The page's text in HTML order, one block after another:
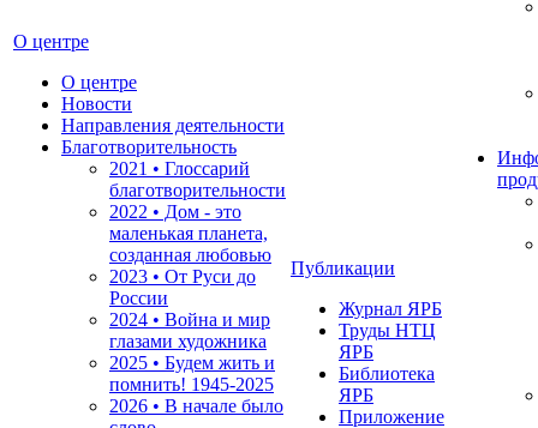
О центре
О центре
Новости
Направления деятельности
Благотворительность
2021 • Глоссарий
благотворительности
2022 • Дом - это
маленькая планета,
созданная любовью
2023 • От Руси до
России
2024 • Война и мир
глазами художника
2025 • Будем жить и
помнить! 1945-2025
2026 • В начале было
Публикации
Журнал ЯРБ
Труды НТЦ
ЯРБ
Библиотека
ЯРБ
Приложение